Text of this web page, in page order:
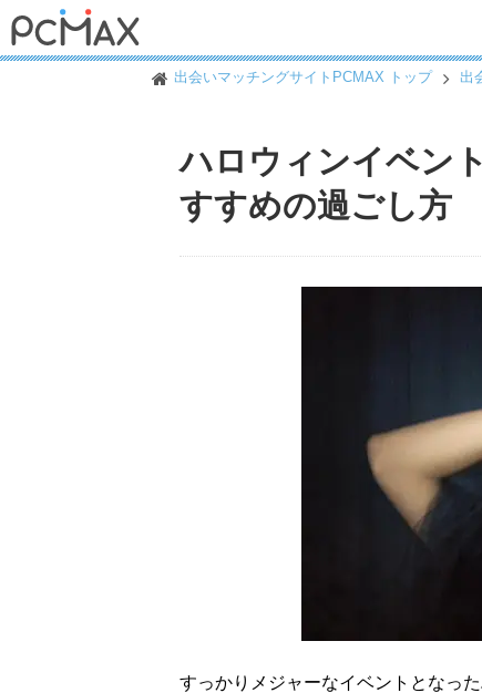
出会いマッチングサイトPCMAX トップ 出
ハロウィンイベン
すすめの過ごし方
すっかりメジャーなイベントとなっ